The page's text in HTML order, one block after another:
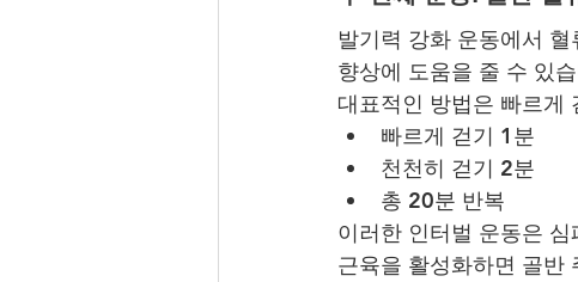
발기력 강화 운동에서
향상에 도움을 줄 수 있
대표적인 방법은 빠르게
빠르게 걷기 1분
천천히 걷기 2분
총 20분 반복
이러한 인터벌 운동은
근육을 활성화하면 골반